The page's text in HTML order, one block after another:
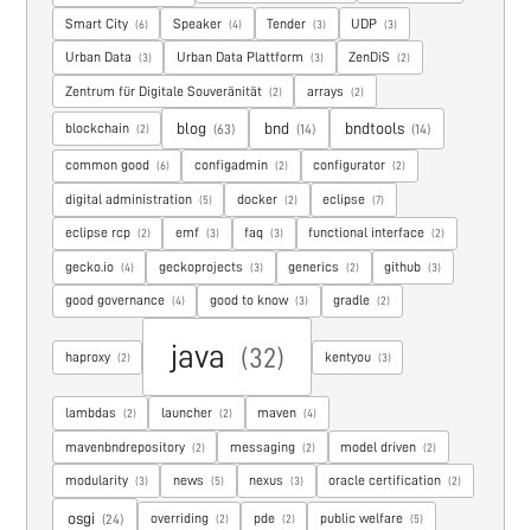
Smart City (6) Speaker (4) Tender (3) UDP (3)
Urban Data (3) Urban Data Plattform (3) ZenDiS (2)
Zentrum für Digitale Souveränität (2) arrays (2)
blockchain (2) blog (63) bnd (14) bndtools (14)
common good (6) configadmin (2) configurator (2)
digital administration (5) docker (2) eclipse (7)
eclipse rcp (2) emf (3) faq (3) functional interface (2)
gecko.io (4) geckoprojects (3) generics (2) github (3)
good governance (4) good to know (3) gradle (2)
haproxy (2) java (32) kentyou (3)
lambdas (2) launcher (2) maven (4)
mavenbndrepository (2) messaging (2) model driven (2)
modularity (3) news (5) nexus (3) oracle certification (2)
osgi (24) overriding (2) pde (2) public welfare (5)